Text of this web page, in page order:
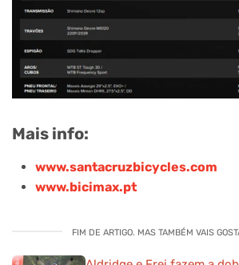
Mais info:
www.santacruzbicycles.com
www.bicimax.pt
FIM DE ARTIGO. MAS TAMBÉM VAIS